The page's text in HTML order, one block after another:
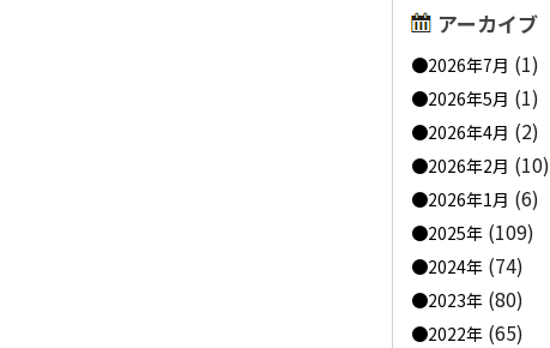
アーカイブ
2026年7月 (1)
2026年5月 (1)
2026年4月 (2)
2026年2月 (10)
2026年1月 (6)
2025年 (109)
2024年 (74)
2023年 (80)
2022年 (65)